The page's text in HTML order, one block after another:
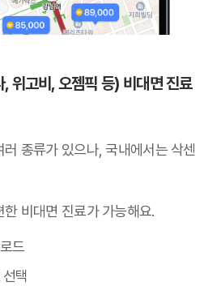
위고비, 오젬픽 등) 비대면 진료
러 종류가 있으나,국내에서는 삭센
비대면 진료가 가능해요.
드
선택